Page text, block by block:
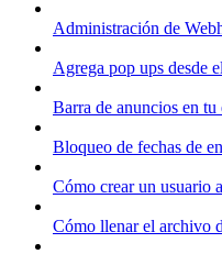
Administración de
Agrega pop ups desde
Barra de anuncios en
Bloqueo de fechas de
Cómo crear un usuario
Cómo llenar el archivo